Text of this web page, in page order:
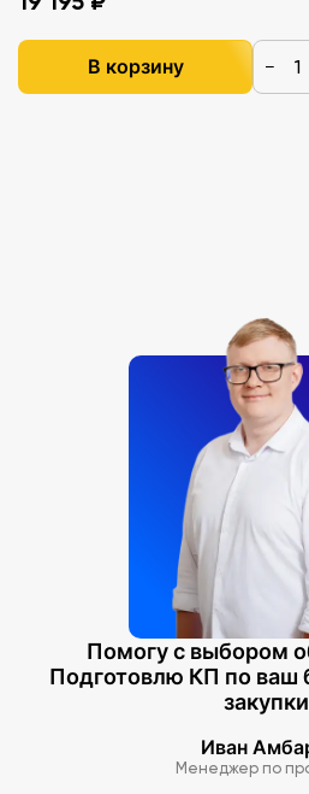
В корзину −
Помогу с выбором
Подготовлю КП по ваш
Иван
Менеджер по